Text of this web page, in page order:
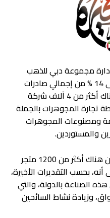
مجموعة دبي للذهب
والمجوهرات: إن دبي تستحوذ على 14 % من إجمالي صادرات
الذهب العالمية، مشيراً إلى أن هناك أكثر من 4 آلاف شركة
تجارة المجوهرات بالجملة
ومصنوعات المجوهرات
والمستوردين.
وأضاف في تصريحات لـ«البيان»: إن هناك أكثر من 1200 متجر
أنه، بحسب التقديرات الأخيرة،
هذه الصناعة بالدولة، والتي
وزيادة نشاط السائحين